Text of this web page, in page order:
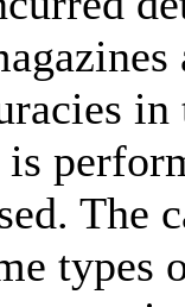
The
types